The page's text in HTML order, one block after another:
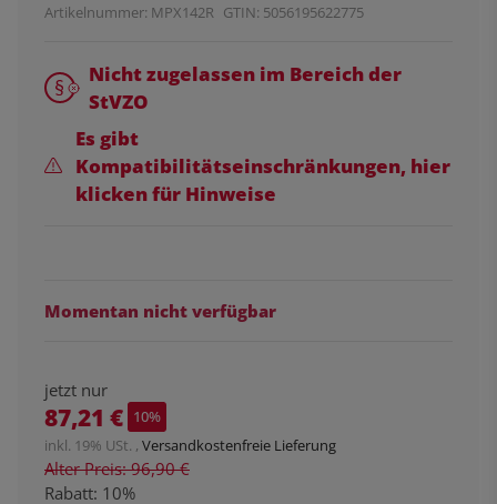
Artikelnummer: MPX142R GTIN: 5056195622775
Nicht zugelassen im Bereich der
StVZO
Es gibt
Kompatibilitätseinschränkungen, hier
klicken für Hinweise
Momentan nicht verfügbar
jetzt nur
87,21 € 10%
inkl. 19% USt. , Versandkostenfreie Lieferung
Alter Preis: 96,90 €
Rabatt: 10%